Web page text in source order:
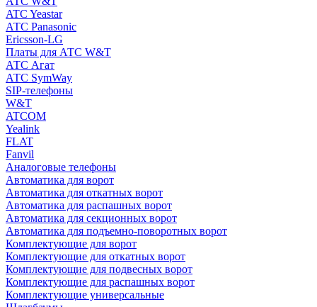
ATC Yeastar
АТС Panasonic
Ericsson-LG
Платы для АТС W&T
АТС Агат
АТС SymWay
SIP-телефоны
W&T
ATCOM
Yealink
FLAT
Fanvil
Аналоговые телефоны
Автоматика для ворот
Автоматика для откатных ворот
Автоматика для распашных ворот
Автоматика для секционных ворот
Автоматика для подъемно-поворотных ворот
Комплектующие для ворот
Комплектующие для откатных ворот
Комплектующие для подвесных ворот
Комплектующие для распашных ворот
Комплектующие универсальные